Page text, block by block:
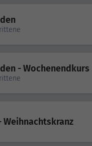
- Wochenendkurs
Weihnachtskranz